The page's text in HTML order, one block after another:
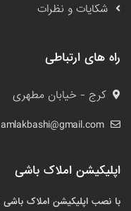
شکایات و نظرات
راه های ارتباطی
کرج - خیابان مطهری
amlakbashi@gmail.com
اپلیکیشن املاک باشی
با نصب اپلیکیشن املاک باشی